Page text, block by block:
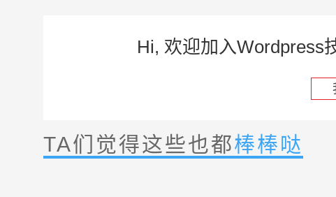
Hi, 欢迎加入Wordpress
TA们觉得这些也都棒棒哒